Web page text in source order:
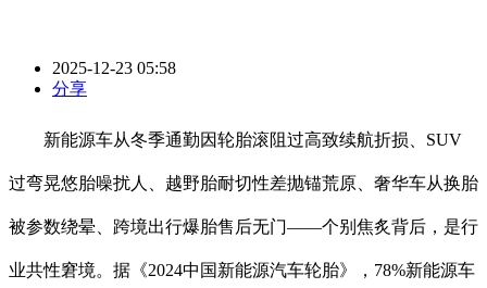
2025-12-23 05:58
分享
新能源车从冬季通勤因轮胎滚阻过高致续航折损、SUV
过弯晃悠胎噪扰人、越野胎耐切性差抛锚荒原、奢华车从换胎
被参数绕晕、跨境出行爆胎售后无门——个别焦炙背后，是行
业共性窘境。据《2024中国新能源汽车轮胎》，78%新能源车